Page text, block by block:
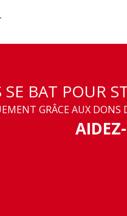
BAT POUR
GRÂCE AUX DONS